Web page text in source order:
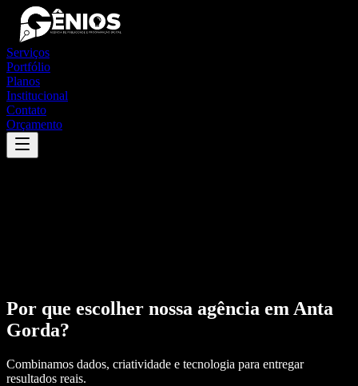
Serviços
Portfólio
Planos
Institucional
Contato
Orçamento
Por que escolher nossa agência em Anta
Gorda?
Combinamos dados, criatividade e tecnologia para entregar
resultados reais.